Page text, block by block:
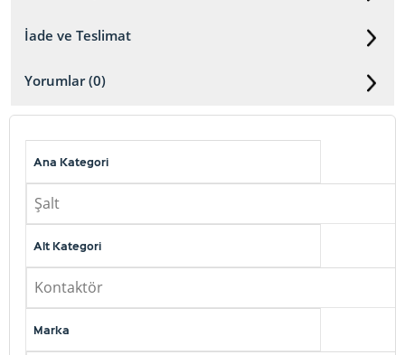
İade ve Teslimat
Yorumlar (0)
Ana Kategori
Şalt
Alt Kategori
Kontaktör
Marka